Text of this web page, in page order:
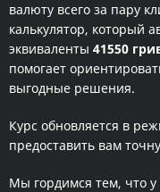
валюту всего за пару
калькулятор, который
эквиваленты 41550
помогает
выгодные решения.
Курс обновляется в
предоставить вам
Мы гордимся тем, что